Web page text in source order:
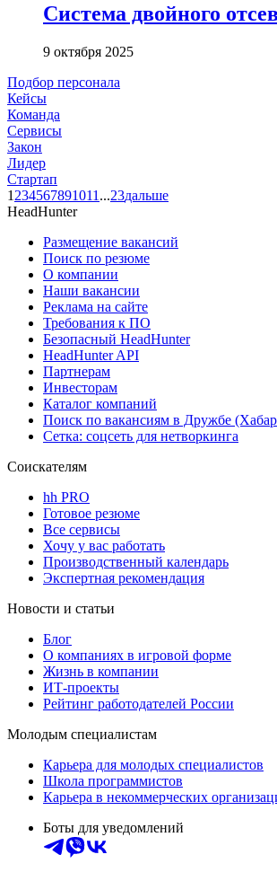
Система двойного
9 октября 2025
Подбор персонала
Кейсы
Команда
Сервисы
Закон
Лидер
Стартап
1 234567891011 ...23дальше
HeadHunter
Размещение вакансий
Поиск по резюме
О компании
Наши вакансии
Реклама на сайте
Требования к ПО
Безопасный HeadHunter
HeadHunter API
Партнерам
Инвесторам
Каталог компаний
Поиск по вакансиям в Дружбе
Сетка: соцсеть для нетворкинга
Соискателям
hh PRO
Готовое резюме
Все сервисы
Хочу у вас работать
Производственный календарь
Экспертная рекомендация
Новости и статьи
Блог
О компаниях в игровой форме
Жизнь в компании
ИТ-проекты
Рейтинг работодателей России
Молодым специалистам
Карьера для молодых специалистов
Школа программистов
Карьера в некоммерческих
Боты для уведомлений